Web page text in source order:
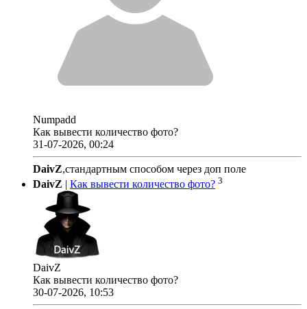
Numpadd
Как вывести количество фото?
31-07-2026, 00:24
DaivZ,стандартным способом через доп поле
DaivZ | Как вывести количество фото? 3
DaivZ
Как вывести количество фото?
30-07-2026, 10:53